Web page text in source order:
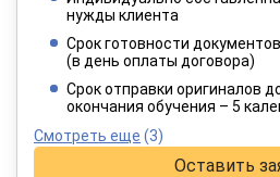
4 949
При оплате в
нужды клиента
Срок готовности
(в день оплаты договора)
Срок отправки оригиналов
окончания обучения – 5
Смотреть еще (3)
Оставить